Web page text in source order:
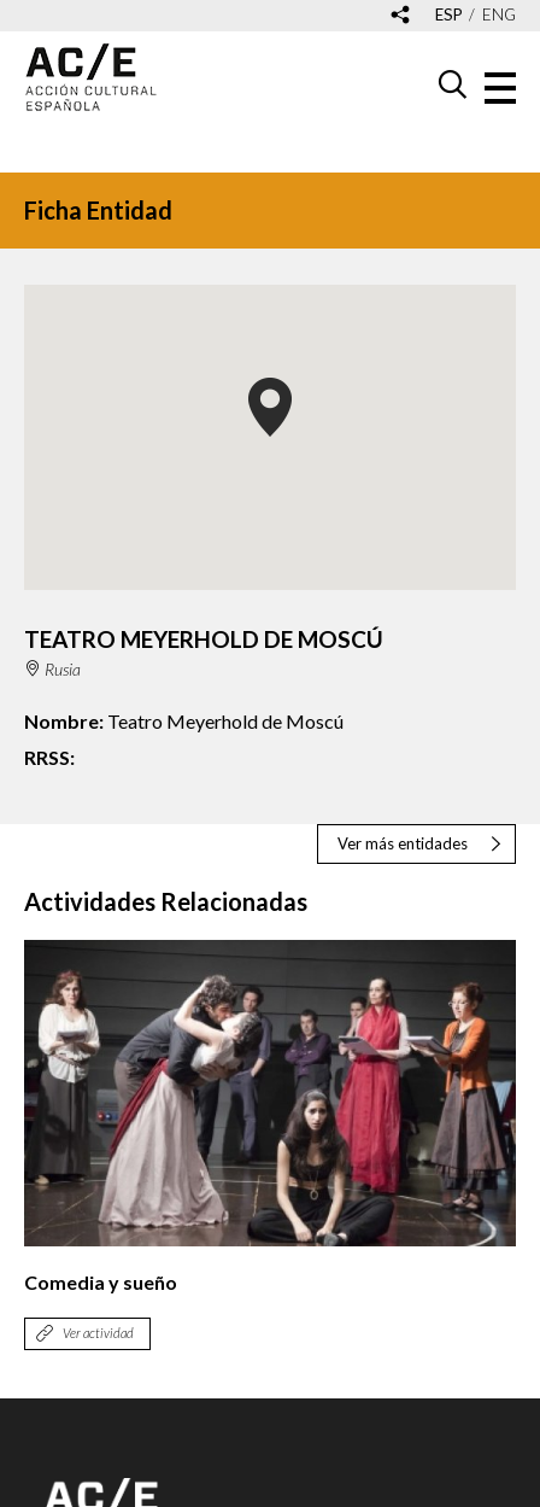
ESP ENG
Ficha Entidad
TEATRO MEYERHOLD DE MOSCÚ
Rusia
Nombre: Teatro Meyerhold de Moscú
RRSS:
Ver más entidades
Actividades Relacionadas
Comedia y sueño
Ver actividad